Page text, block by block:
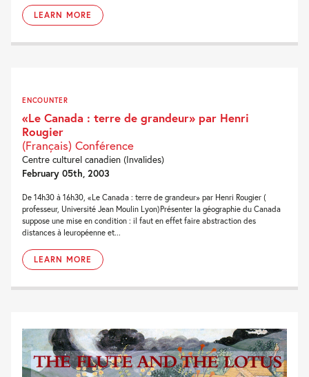
LEARN MORE
ENCOUNTER
«Le Canada : terre de grandeur» par Henri
Rougier
(Français) Conférence
Centre culturel canadien (Invalides)
February 05th, 2003
De 14h30 à 16h30, «Le Canada : terre de grandeur» par Henri Rougier (
professeur, Université Jean Moulin Lyon)Présenter la géographie du Canada
suppose une mise en condition : il faut en effet faire abstraction des
distances à leuropéenne et...
LEARN MORE